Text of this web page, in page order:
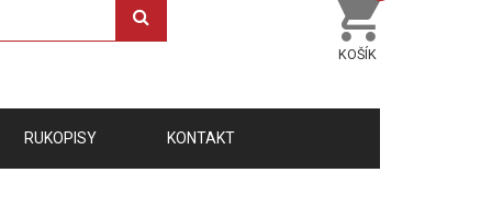
KOŠÍK
RUKOPISY KONTAKT